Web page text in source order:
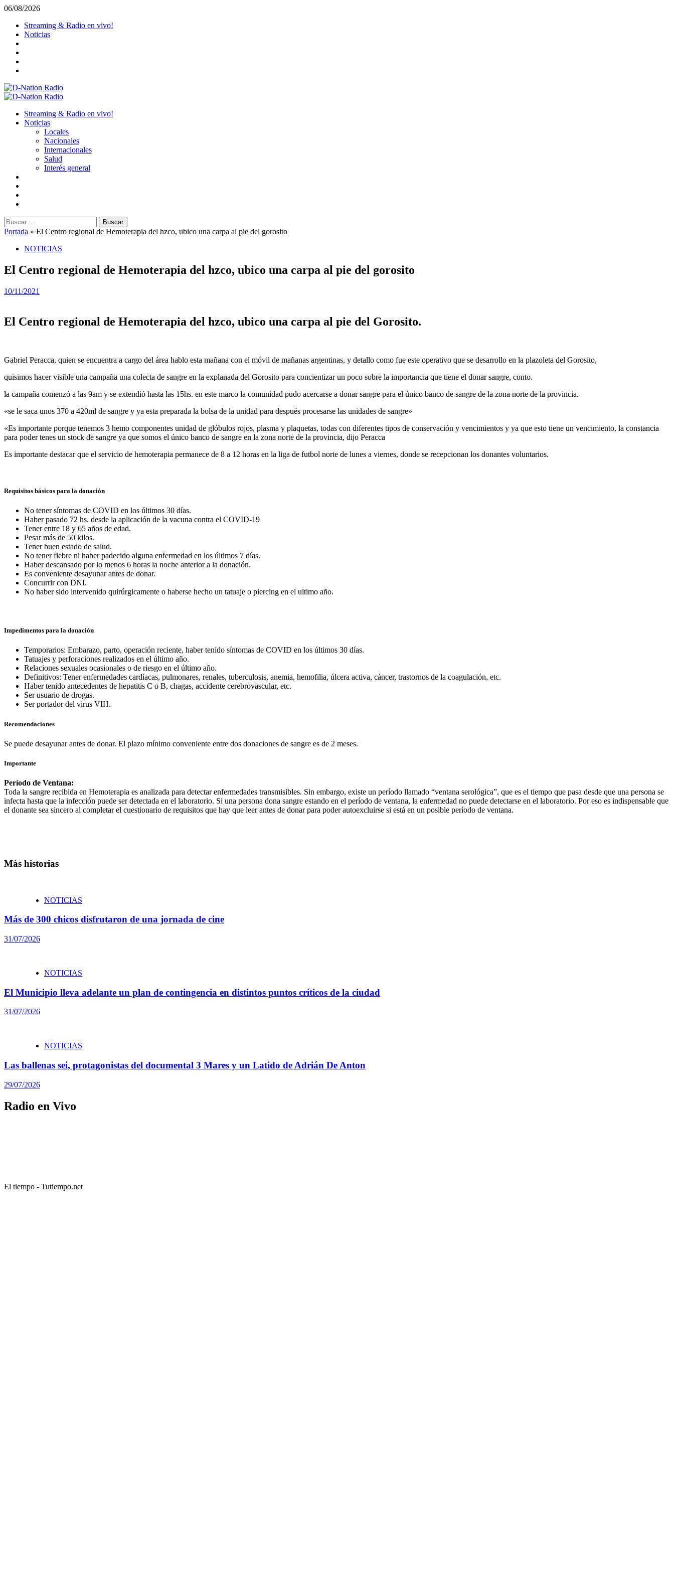
Saltar
contenido
06/08/2026
Streaming & Radio en vivo!
Noticias
Menú
Streaming & Radio en vivo!
Noticias
Locales
Nacionales
Internacionales
Salud
Interés general
Buscar:
Portada » El Centro regional de Hemoterapia del hzco, ubico una carpa al pie del gorosito
NOTICIAS
El Centro regional de Hemoterapia del hzco, ubico una carpa al pie del gorosito
10/11/2021
El Centro regional de Hemoterapia del hzco, ubico una carpa al pie del Gorosito.
Gabriel Peracca, quien se encuentra a cargo del área hablo esta mañana con el móvil de mañanas argentinas, y detallo como fue este operativo que se desarrollo en la plazoleta del Gorosito,
quisimos hacer visible una campaña una colecta de sangre en la explanada del Gorosito para concientizar un poco sobre la importancia que tiene el donar sangre, conto.
la campaña comenzó a las 9am y se extendió hasta las 15hs. en este marco la comunidad pudo acercarse a donar sangre para el único banco de sangre de la zona norte de la provincia.
«se le saca unos 370 a 420ml de sangre y ya esta preparada la bolsa de la unidad para después procesarse las unidades de sangre»
«Es importante porque tenemos 3 hemo componentes unidad de glóbulos rojos, plasma y plaquetas, todas con diferentes tipos de conservación y vencimientos y ya que esto tiene un vencimiento, la constancia
para poder tenes un stock de sangre ya que somos el único banco de sangre en la zona norte de la provincia, dijo Peracca
Es importante destacar que el servicio de hemoterapia permanece de 8 a 12 horas en la liga de futbol norte de lunes a viernes, donde se recepcionan los donantes voluntarios.
Requisitos básicos para la donación
No tener síntomas de COVID en los últimos 30 días.
Haber pasado 72 hs. desde la aplicación de la vacuna contra el COVID-19
Tener entre 18 y 65 años de edad.
Pesar más de 50 kilos.
Tener buen estado de salud.
No tener fiebre ni haber padecido alguna enfermedad en los últimos 7 días.
Haber descansado por lo menos 6 horas la noche anterior a la donación.
Es conveniente desayunar antes de donar.
Concurrir con DNI.
No haber sido intervenido quirúrgicamente o haberse hecho un tatuaje o piercing en el ultimo año.
Impedimentos para la donación
Temporarios: Embarazo, parto, operación reciente, haber tenido síntomas de COVID en los últimos 30 días.
Tatuajes y perforaciones realizados en el último año.
Relaciones sexuales ocasionales o de riesgo en el último año.
Definitivos: Tener enfermedades cardíacas, pulmonares, renales, tuberculosis, anemia, hemofilia, úlcera activa, cáncer, trastornos de la coagulación, etc.
Haber tenido antecedentes de hepatitis C o B, chagas, accidente cerebrovascular, etc.
Ser usuario de drogas.
Ser portador del virus VIH.
Recomendaciones
Se puede desayunar antes de donar. El plazo mínimo conveniente entre dos donaciones de sangre es de 2 meses.
Importante
Período de Ventana:
Toda la sangre recibida en Hemoterapia es analizada para detectar enfermedades transmisibles. Sin embargo, existe un período llamado “ventana serológica”, que es el tiempo que pasa desde que una persona se
infecta hasta que la infección puede ser detectada en el laboratorio. Si una persona dona sangre estando en el período de ventana, la enfermedad no puede detectarse en el laboratorio. Por eso es indispensable que
el donante sea sincero al completar el cuestionario de requisitos que hay que leer antes de donar para poder autoexcluirse si está en un posible período de ventana.
Más historias
NOTICIAS
Más de 300 chicos disfrutaron de una jornada de cine
31/07/2026
NOTICIAS
El Municipio lleva adelante un plan de contingencia en distintos puntos críticos de la ciudad
31/07/2026
NOTICIAS
Las ballenas sei, protagonistas del documental 3 Mares y un Latido de Adrián De Anton
29/07/2026
Radio en Vivo
El tiempo - Tutiempo.net